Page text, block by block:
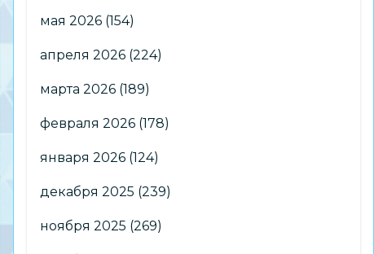
мая 2026 (154)
апреля 2026 (224)
марта 2026 (189)
февраля 2026 (178)
января 2026 (124)
декабря 2025 (239)
ноября 2025 (269)